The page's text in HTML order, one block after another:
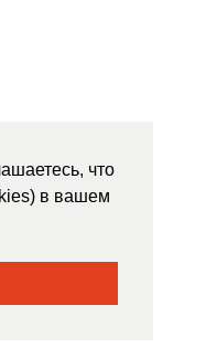
что
в вашем